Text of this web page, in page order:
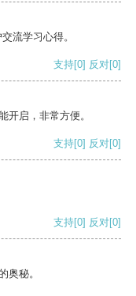
流学习心得。
支持[0] 反对[0]
开启，非常方便。
支持[0] 反对[0]
支持[0] 反对[0]
奥秘。